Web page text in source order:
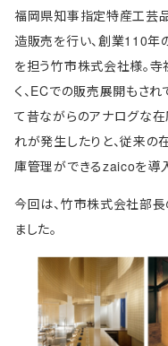
福岡県知事指定特産工芸
造販売を行い、創業110
を担う竹市株式会社様。
く、ECでの販売展開もされ
て昔ながらのアナログな
れが発生したりと、従来の
庫管理ができるzaicoを導
今回は、竹市株式会社部長
ました。